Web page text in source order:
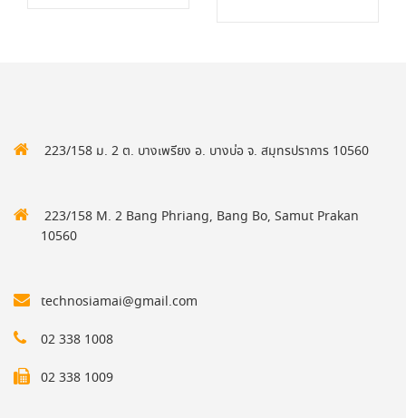
223/158 ม. 2 ต. บางเพรียง อ. บางบ่อ จ. สมุทรปราการ 10560
223/158 M. 2 Bang Phriang, Bang Bo, Samut Prakan
10560
technosiamai@gmail.com
02 338 1008
02 338 1009